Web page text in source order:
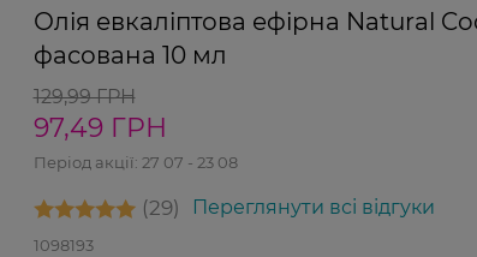
Олія евкаліптова ефірна Natural
фасована 10 мл
129,99 ГРН
97,49 ГРН
Період акції: 27 07 - 23 08
29 Переглянути всі відгуки
1098193